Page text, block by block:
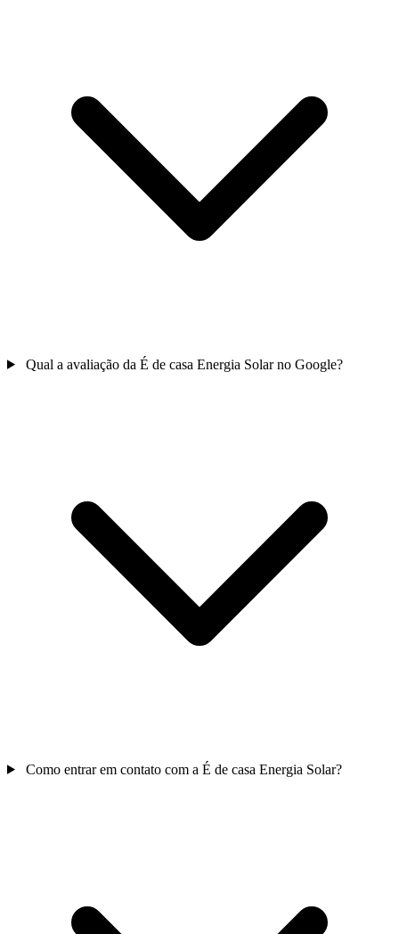
Qual a avaliação da É de casa Energia Solar no Google?
Como entrar em contato com a É de casa Energia Solar?